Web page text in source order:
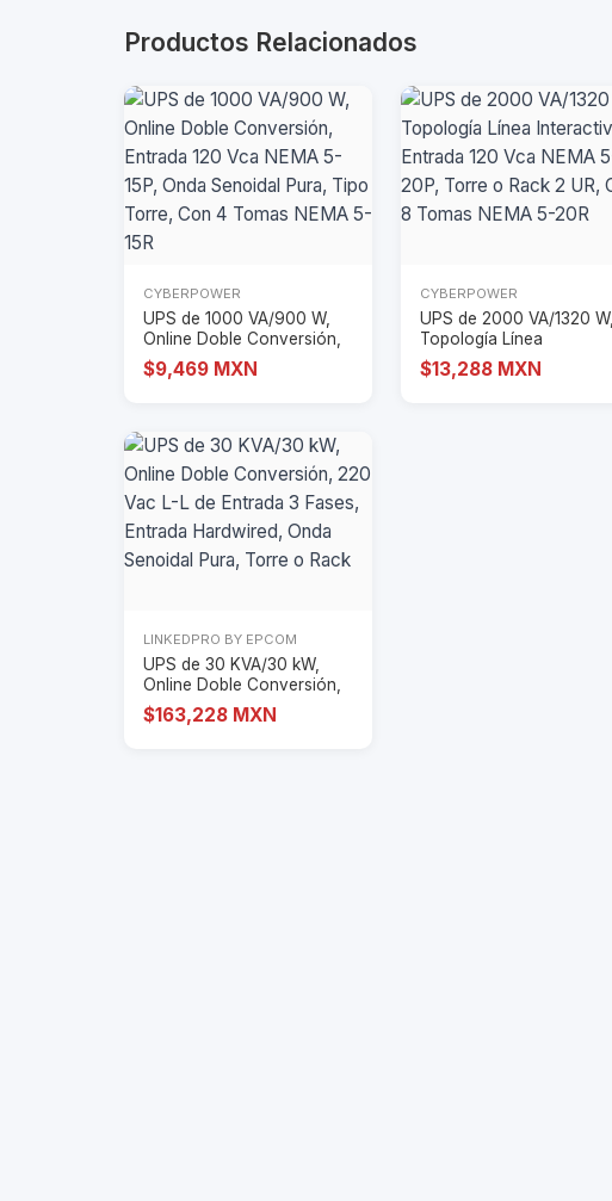
Productos Relacionados
CYBERPOWER
UPS de 1000 VA/900 W,
Online Doble Conversión,
Entrada 120
$9,469 MXN
CYBERPOWER
UPS de 2000 VA/1320 W,
Topología Línea
Interactiva, Entrad
$13,288 MXN
LINKEDPRO BY EPCOM
UPS de 30 KVA/30 kW,
Online Doble Conversión,
220 Vac L-L d
$163,228 MXN